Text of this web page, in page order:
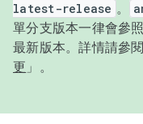
latest-release 。
單分支版本一律會參
最新版本。詳情請參閱
更 」。